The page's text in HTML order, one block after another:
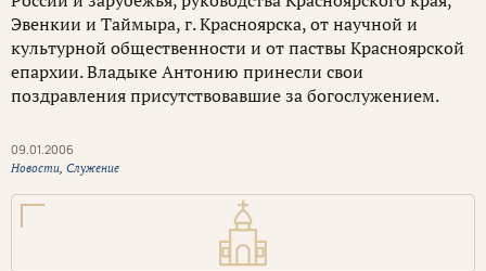
Эвенкии и Таймыра, г. Красноярска, от научной и
культурной общественности и от паствы Красноярской
епархии. Владыке Антонию принесли свои
поздравления присутствовавшие за богослужением.
09.01.2006
Новости, Служение